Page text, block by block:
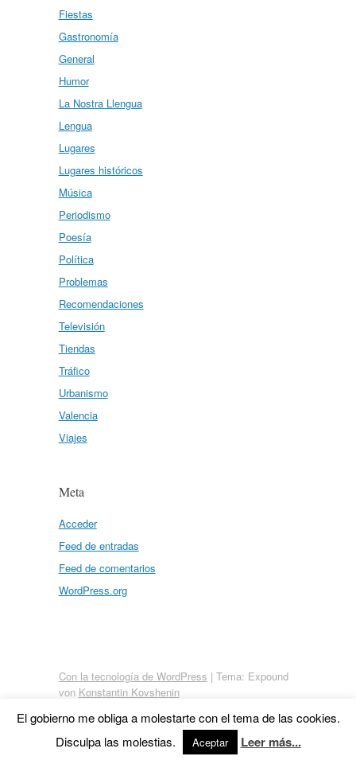
Fiestas
Gastronomía
General
Humor
La Nostra Llengua
Lengua
Lugares
Lugares históricos
Música
Periodismo
Poesía
Política
Problemas
Recomendaciones
Televisión
Tiendas
Tráfico
Urbanismo
Valencia
Viajes
Meta
Acceder
Feed de entradas
Feed de comentarios
WordPress.org
Con la tecnología de WordPress | Tema: Expound
von Konstantin Kovshenin
El gobierno me obliga a molestarte con el tema de las cookies.
Disculpa las molestias.
Aceptar Leer más...